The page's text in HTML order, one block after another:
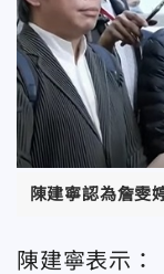
陳建寧認為詹雯
陳建寧表示